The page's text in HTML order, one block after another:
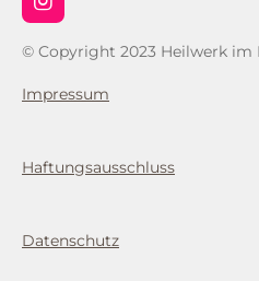
I
n
s
a
g
m
© Copyright 2023 Heilwerk
Impressum
Haftungsausschluss
Datenschutz